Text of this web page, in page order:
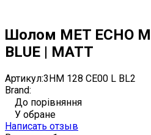
Шолом MET ECHO
BLUE | MATT
Артикул:3HM 128 CE00 L BL2
Brand:
До порівняння
У обране
Написать отзыв